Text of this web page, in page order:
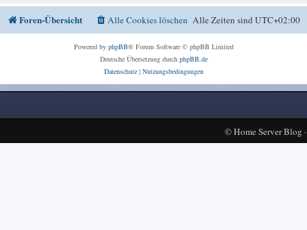
Foren-Übersicht Alle Zeiten sindUTC+02:00
Alle Cookies löschen
Powered by phpBB® Forum Software © phpBB Limited
Deutsche Übersetzung durch phpBB.de
Datenschutz| Nutzungsbedingungen
©Home Server Blog